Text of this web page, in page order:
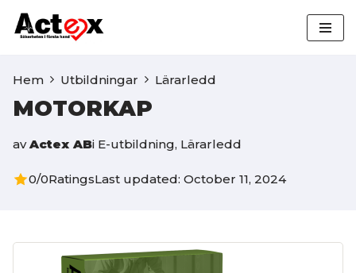
Hoppa
innehåll
Hem Utbildningar Lärarledd
MOTORKAP
av Actex ABi E-utbildning, Lärarledd
0/0RatingsLast updated: October 11, 2024